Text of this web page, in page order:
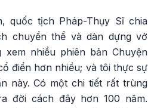
quốc tịch Pháp-Thụy Sĩ chia
chuyển thể và dàn dựng vở
nhiều phiên bản Chuyện
điển hơn nhiều; và tôi thực sự
này. Có một chi tiết rất trùng
đời cách đây hơn 100 năm.